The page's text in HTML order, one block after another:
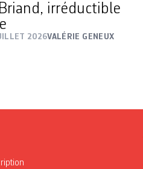
irréductible
2026VALÉRIE GENEUX